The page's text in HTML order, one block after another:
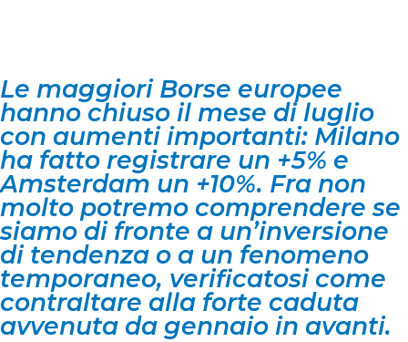
Le maggiori Borse europee
hanno chiuso il mese di luglio
con aumenti importanti: Milano
ha fatto registrare un +5% e
Amsterdam un +10%. Fra non
molto potremo comprendere se
siamo di fronte a un’inversione
di tendenza o a un fenomeno
temporaneo, verificatosi come
contraltare alla forte caduta
avvenuta da gennaio in avanti.